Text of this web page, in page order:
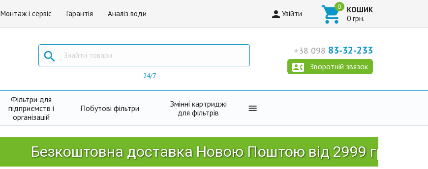
Монтаж і сервіс Гарантія Аналіз води Увійти  КОШИК
0 грн.

24/7
+38 098 83-32-233
Зворотній звязок
Фільтри для
підприємств і
організацій
Побутові фільтри
Змінні картриджі
для фільтрів

Безкоштовна доставка Новою Поштою від 2999 грн!